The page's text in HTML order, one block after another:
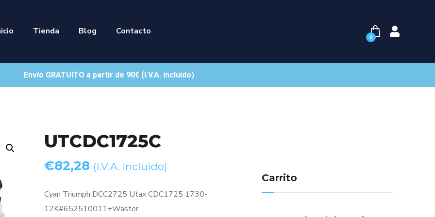
Tienda Blog Contacto
0
Envío GRATUITO a partir de 90€ (I.V.A. incluido)
UTCDC1725C
€82,28 (I.V.A. incluido)
Cyan Triumph DCC2725 Utax CDC1725 1730-
12K#652510011+Waster
Carrito